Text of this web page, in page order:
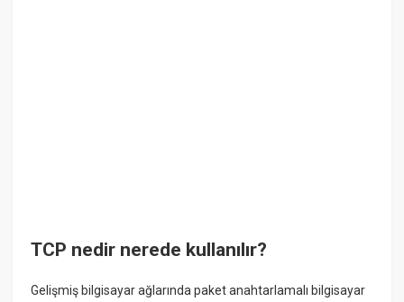
TCP nedir nerede kullanılır?
Gelişmiş bilgisayar ağlarında paket anahtarlamalı bilgisayar